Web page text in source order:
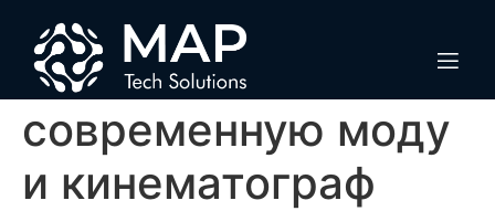
Пинап: Влияние
стиля на
современную моду
и кинематограф